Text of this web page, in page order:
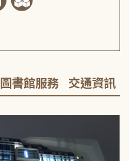
圖書館服務 交通資訊